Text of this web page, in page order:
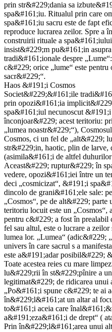
prin str&#229;dania sa
spa&#161;iu. Ritualul prin care
spa&#161;iu sacru este de fapt
reproduce lucrarea zeilor. Spre a
construirii rituale a
insist&#229;m pu&#161;in
tradi&#161;ionale despre
c&#229; orice „lume“ este
sacr&#229;“.
Haos &#191;i Cosmos
Societ&#229;&#161;ile
prin opozi&#161;ia
spa&#161;iul necunoscut &#191;i
înconjoar&#229; acest teritoriu:
„lumea noastr&#229;“),
Cosmos, ci un fel de „alt&#229;
str&#229;in, haotic, plin de larve,
(asimila&#161;i de altfel
Aceast&#229; ruptur&#229; în
vedere, opozi&#161;iei între un
deci „cosmicizat“, &#191;i
dincolo de grani&#161;ele sale:
„Cosmos“, pe de alt&#229;
teritoriu locuit este un „Cosmos“,
pentru c&#229; a fost în prealabil
fel sau altul, este o lucrare a
lumea lor. „Lumea“ (adic&#229;
univers în care sacrul s a
este a&#191;adar posibil&#229;
Toate acestea reies cu mare
lu&#229;rii în st&#229;pînire a
legitimat&#229; de ridicarea
„Po&#161;i spune c&#229; te ai
în&#229;l&#161;at un altar al
to&#161;i aceia care
a&#191;eza&#161;i de drept“ (
Prin în&#229;l&#161;area unui